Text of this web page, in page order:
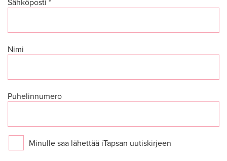
Sähköposti *
Nimi
Puhelinnumero
Minulle saa lähettää iTapsan uutiskirjeen